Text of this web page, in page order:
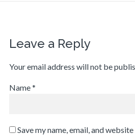
Leave a Reply
Your email address will not be
Name*
Save my name, email, and